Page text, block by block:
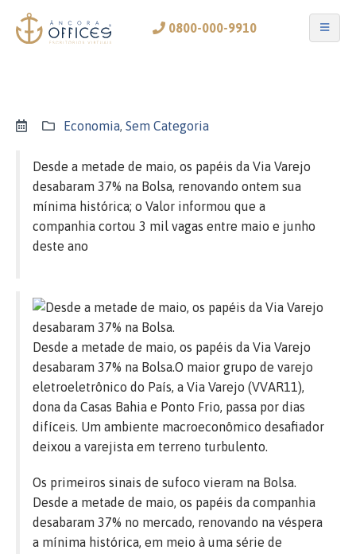
0800-000-9910
Economia, Sem Categoria
Desde a metade de maio, os papéis da Via Varejo
desabaram 37% na Bolsa, renovando ontem sua
mínima histórica; o Valor informou que a
companhia cortou 3 mil vagas entre maio e junho
deste ano
Desde a metade de maio, os papéis da Via Varejo
desabaram 37% na Bolsa.O maior grupo de varejo
eletroeletrônico do País, a Via Varejo (VVAR11),
dona da Casas Bahia e Ponto Frio, passa por dias
difíceis. Um ambiente macroeconômico desafiador
deixou a varejista em terreno turbulento.
Os primeiros sinais de sufoco vieram na Bolsa.
Desde a metade de maio, os papéis da companhia
desabaram 37% no mercado, renovando na véspera
a mínima histórica, em meio à uma série de